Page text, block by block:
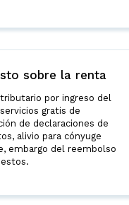
sobre la renta
por ingreso del
gratis de
de declaraciones de
alivio para cónyuge
embargo del reembolso